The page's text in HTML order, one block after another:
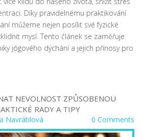
Díky pravidelnému praktikování
můžeme nejen posílit své fyzické
mysl. Tento článek se zaměřuje
jógového dýchání a jejich přínosy pro
NEVOLNOST ZPŮSOBENOU
RADY A TIPY
Navrátilová 0 Comments